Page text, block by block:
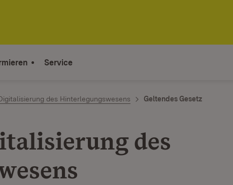
Service
des Hinterlegungswesens Geltendes Gesetz
des